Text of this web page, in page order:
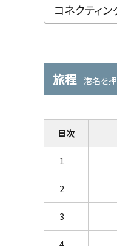
コネクティ
旅程 港名を
日次
1
2
3